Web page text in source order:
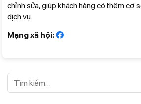
chỉnh sửa, giúp khách hàng có thêm cơ
dịch vụ.
Mạng xã hội: